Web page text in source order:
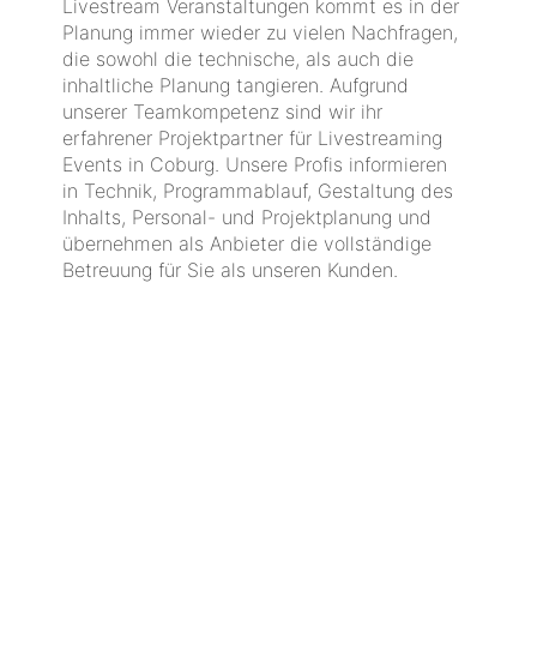
Livestream Veranstaltungen kommt es in der
Planung immer wieder zu vielen Nachfragen,
die sowohl die technische, als auch die
inhaltliche Planung tangieren. Aufgrund
unserer Teamkompetenz sind wir ihr
erfahrener Projektpartner für Livestreaming
Events in Coburg. Unsere Profis informieren
in Technik, Programmablauf, Gestaltung des
Inhalts, Personal- und Projektplanung und
übernehmen als Anbieter die vollständige
Betreuung für Sie als unseren Kunden.